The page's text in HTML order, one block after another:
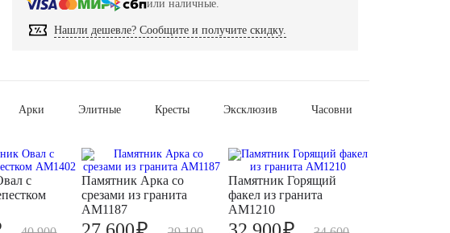
или наличные.
Нашли дешевле? Сообщите и получите скидку.
Арки Элитные Кресты Эксклюзив Часовни
с
Памятник Арка со
срезами из гранита
AM1187
Памятник Горящий
факел из гранита
AM1210